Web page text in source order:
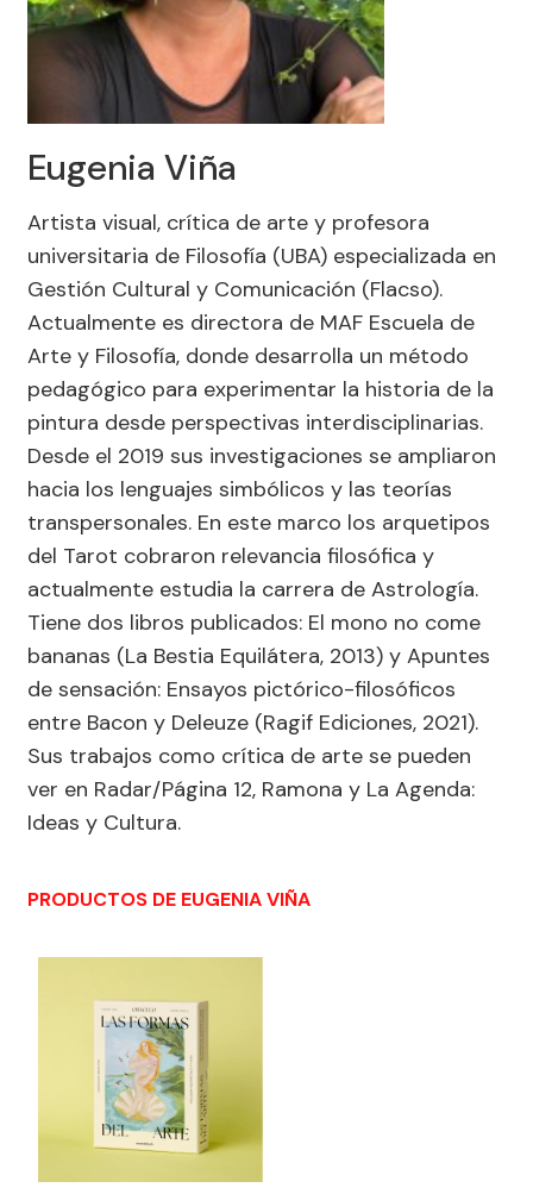
Eugenia Viña
Artista visual, crítica de arte y profesora
universitaria de Filosofía (UBA) especializada en
Gestión Cultural y Comunicación (Flacso).
Actualmente es directora de MAF Escuela de
Arte y Filosofía, donde desarrolla un método
pedagógico para experimentar la historia de la
pintura desde perspectivas interdisciplinarias.
Desde el 2019 sus investigaciones se ampliaron
hacia los lenguajes simbólicos y las teorías
transpersonales. En este marco los arquetipos
del Tarot cobraron relevancia filosófica y
actualmente estudia la carrera de Astrología.
Tiene dos libros publicados: El mono no come
bananas (La Bestia Equilátera, 2013) y Apuntes
de sensación: Ensayos pictórico-filosóficos
entre Bacon y Deleuze (Ragif Ediciones, 2021).
Sus trabajos como crítica de arte se pueden
ver en Radar/Página 12, Ramona y La Agenda:
Ideas y Cultura.
PRODUCTOS DE EUGENIA VIÑA